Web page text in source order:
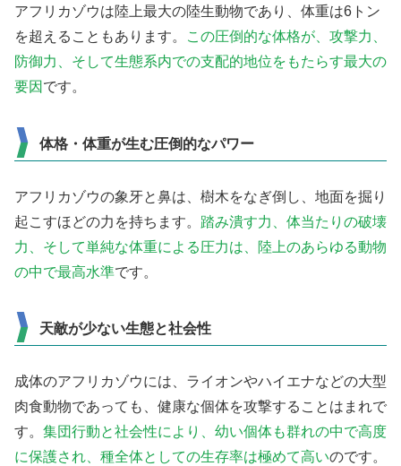
アフリカゾウは陸上最大の陸生動物であり、体重は6トン
を超えることもあります。
この圧倒的な体格が、攻撃力、
防御力、そして生態系内での支配的地位をもたらす最大の
要因 です。
体格・体重が生む圧倒的なパワー
アフリカゾウの象牙と鼻は、樹木をなぎ倒し、地面を掘り
起こすほどの力を持ちます。 踏み潰す力、体当たりの破壊
力、そして単純な体重による圧力は、陸上のあらゆる動物
の中で最高水準です。
天敵が少ない生態と社会性
成体のアフリカゾウには、ライオンやハイエナなどの大型
肉食動物であっても、健康な個体を攻撃することはまれで
す。 集団行動と社会性により、幼い個体も群れの中で高度
に保護され、種全体としての生存率は極めて高いのです。